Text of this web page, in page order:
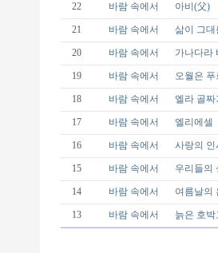
22 바람 속에서 아비(父)
21 바람 속에서 삶이 그대
20 바람 속에서 가나다라
19 바람 속에서 오월은 푸
18 바람 속에서 엘라 골짜
17 바람 속에서 엘리에셀
16 바람 속에서 사랑의 인
15 바람 속에서 우리들의
14 바람 속에서 여름날의
13 바람 속에서 늙은 호박